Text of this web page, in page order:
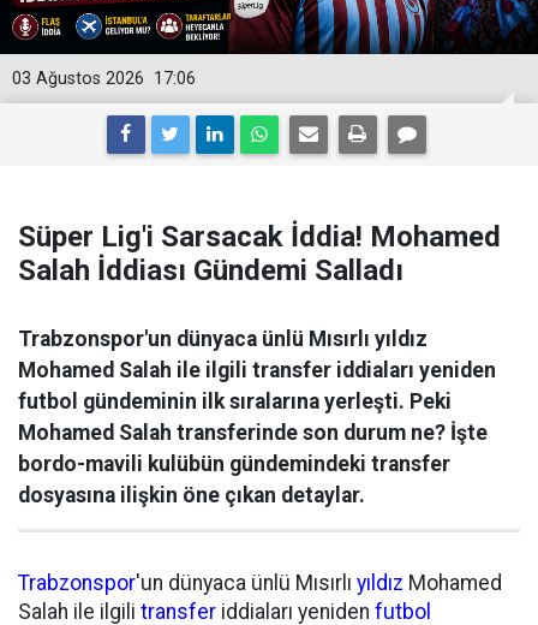
17:06
03 Ağustos 2026
Süper Lig'i Sarsacak İddia! Mohamed
Salah İddiası Gündemi Salladı
Trabzonspor'un dünyaca ünlü Mısırlı yıldız
Mohamed Salah ile ilgili transfer iddiaları yeniden
futbol gündeminin ilk sıralarına yerleşti. Peki
Mohamed Salah transferinde son durum ne? İşte
bordo-mavili kulübün gündemindeki transfer
dosyasına ilişkin öne çıkan detaylar.
Trabzonspor'un dünyaca ünlü Mısırlı yıldız Mohamed
Salah ile ilgili transfer iddiaları yeniden futbol